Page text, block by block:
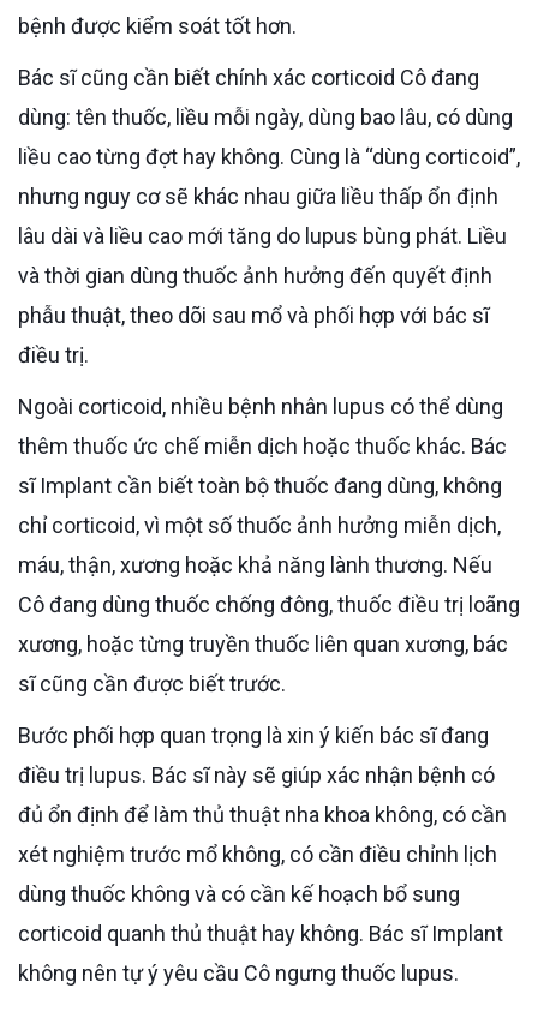
bệnh được kiểm soát tốt hơn.
Bác sĩ cũng cần biết chính xác corticoid Cô đang
dùng: tên thuốc, liều mỗi ngày, dùng bao lâu, có dùng
liều cao từng đợt hay không. Cùng là “dùng corticoid”,
nhưng nguy cơ sẽ khác nhau giữa liều thấp ổn định
lâu dài và liều cao mới tăng do lupus bùng phát. Liều
và thời gian dùng thuốc ảnh hưởng đến quyết định
phẫu thuật, theo dõi sau mổ và phối hợp với bác sĩ
điều trị.
Ngoài corticoid, nhiều bệnh nhân lupus có thể dùng
thêm thuốc ức chế miễn dịch hoặc thuốc khác. Bác
sĩ Implant cần biết toàn bộ thuốc đang dùng, không
chỉ corticoid, vì một số thuốc ảnh hưởng miễn dịch,
máu, thận, xương hoặc khả năng lành thương. Nếu
Cô đang dùng thuốc chống đông, thuốc điều trị loãng
xương, hoặc từng truyền thuốc liên quan xương, bác
sĩ cũng cần được biết trước.
Bước phối hợp quan trọng là xin ý kiến bác sĩ đang
điều trị lupus. Bác sĩ này sẽ giúp xác nhận bệnh có
đủ ổn định để làm thủ thuật nha khoa không, có cần
xét nghiệm trước mổ không, có cần điều chỉnh lịch
dùng thuốc không và có cần kế hoạch bổ sung
corticoid quanh thủ thuật hay không. Bác sĩ Implant
không nên tự ý yêu cầu Cô ngưng thuốc lupus.